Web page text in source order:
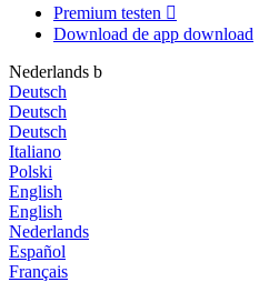
Premium testen 
Download de app download
Nederlands b
Deutsch
Deutsch
Deutsch
Italiano
Polski
English
English
Nederlands
Español
Français